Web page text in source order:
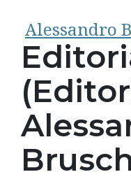
Alessandro